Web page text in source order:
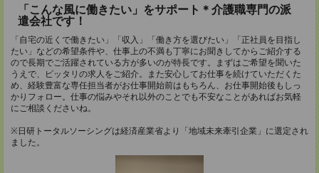
「こんな風に働きたい」をサポート＊介護職専門の派
遣会社です！
「自宅の近くで働きたい」「収入」「働き方を選びたい」「正社員を目指し
たい」などの希望条件や、仕事上の不満も丁寧にお聞きしてからご紹介する
ので長期でご活躍されている方が多いのが特長です。まずはご希望を聞いた
うえで、ピッタリの求人をご紹介。また安心してお仕事を続けていただくた
め、経験豊富な専任担当者がお仕事開始前はもちろん、お仕事開始後もしっ
かりフォロー。仕事の悩みやそれ以外のことでも不安なことがあればお気軽
にご相談くださいね。
※日研トータルソーシングは経済産業省より「地域未来牽引企業」に選定され
ました。